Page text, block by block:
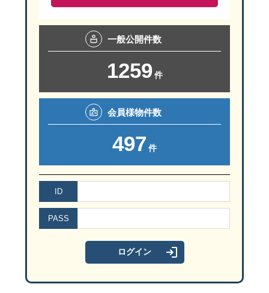
一般公開件数
1259 件
会員様物件数
497 件
ID
PASS